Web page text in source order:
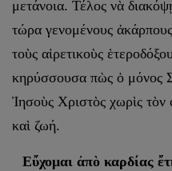
μετάνοια. Τέλος νὰ
τώρα γενομένους
τοὺς αἱρετικοὺς
κηρύσσουσα πὼς ὁ μόνος
Ἰησοὺς Χριστὸς χωρὶς τὸν
καὶ ζωή.
Εὔχομαι ἀπὸ καρδίας